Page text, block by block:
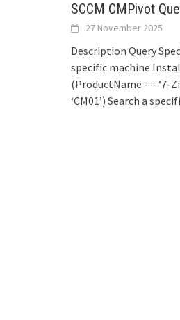
SCCM CMPivot
27 November 2025
Description Query
specific machine
(ProductName == ‘7-
‘CM01’) Search a